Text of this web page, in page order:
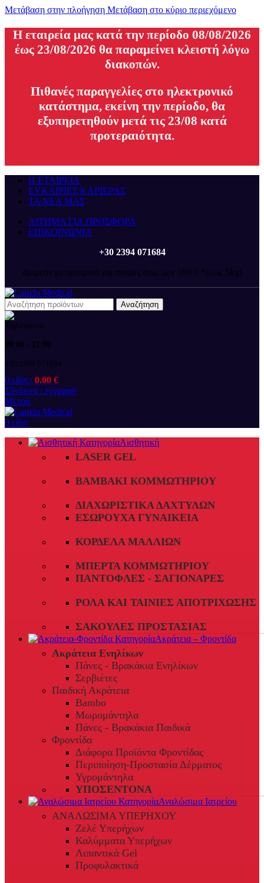
Μετάβαση στην πλοήγηση Μετάβαση στο κύριο περιεχόμενο
H εταιρεία μας κατά την περίοδο 08/08/2026
έως 23/08/2026 θα παραμείνει κλειστή λόγω
διακοπών.
Πιθανές παραγγελίες στο ηλεκτρονικό
κατάστημα, εκείνη την περίοδο, θα
εξυπηρετηθούν μετά τις 23/08 κατά
προτεραιότητα.
Η ΕΤΑΙΡΕΙΑ
ΕΥΚΑΙΡΙΕΣ ΚΑΡΙΕΡΑΣ
ΤΑ ΝΕΑ ΜΑΣ
ΑΙΤΗΜΑ ΓΙΑ ΠΡΟΣΦΟΡΑ
ΕΠΙΚΟΙΝΩΝΙΑ
+30 2394 071684
Δωρεάν μεταφορικά για αγορές άνω των 100 € *(εώς 5kg)
Αναζήτηση
09:00 - 17:00
+30 2394 071684
0 είδη / 0.00 €
Σύνδεση / εγγραφή
Μενού
0 είδη
Αισθητική
LASER GEL
ΒΑΜΒΆΚΙ ΚΟΜΜΩΤΗΡΊΟΥ
ΔΙΑΧΩΡΙΣΤΙΚΆ ΔΑΧΤΎΛΩΝ
ΕΣΏΡΟΥΧΑ ΓΥΝΑΙΚΕΊΑ
ΚΟΡΔΈΛΑ ΜΑΛΛΙΏΝ
ΜΠΈΡΤΑ ΚΟΜΜΩΤΗΡΊΟΥ
ΠΑΝΤΌΦΛΕΣ - ΣΑΓΙΟΝΆΡΕΣ
ΡΟΛΆ ΚΑΙ ΤΑΙΝΊΕΣ ΑΠΟΤΡΊΧΩΣΗΣ
ΣΑΚΟΎΛΕΣ ΠΡΟΣΤΑΣΊΑΣ
Ακράτεια – Φροντίδα
Ακράτεια Ενηλίκων
Πάνες - Βρακάκια Ενηλίκων
Σερβιέτες
Παιδική Ακράτεια
Bambo
Μωρομάντηλα
Πάνες - Βρακάκια Παιδικά
Φροντίδα
Διάφορα Προϊόντα Φροντίδας
Περιποίηση-Προστασία Δέρματος
Υγρομάντηλα
ΥΠΟΣΕΝΤΟΝΑ
Αναλώσιμα Ιατρείου
ΑΝΑΛΩΣΙΜΑ ΥΠΕΡΗΧΟΥ
Ζελέ Υπερήχων
Καλύμματα Υπερήχων
Λιπαντικά Gel
Προφυλακτικά